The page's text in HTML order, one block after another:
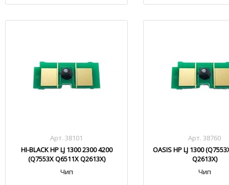
Арт. 38101
HI-BLACK HP LJ 1300 2300 4200
(Q7553X Q6511X Q2613X)
Чип
Арт. 38760
OASIS HP LJ 1300
Q2613X)
Чип